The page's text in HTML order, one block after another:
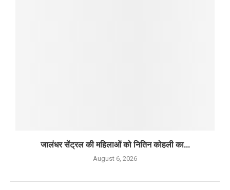
जालंधर सेंट्रल की महिलाओं को नितिन कोहली का...
August 6, 2026